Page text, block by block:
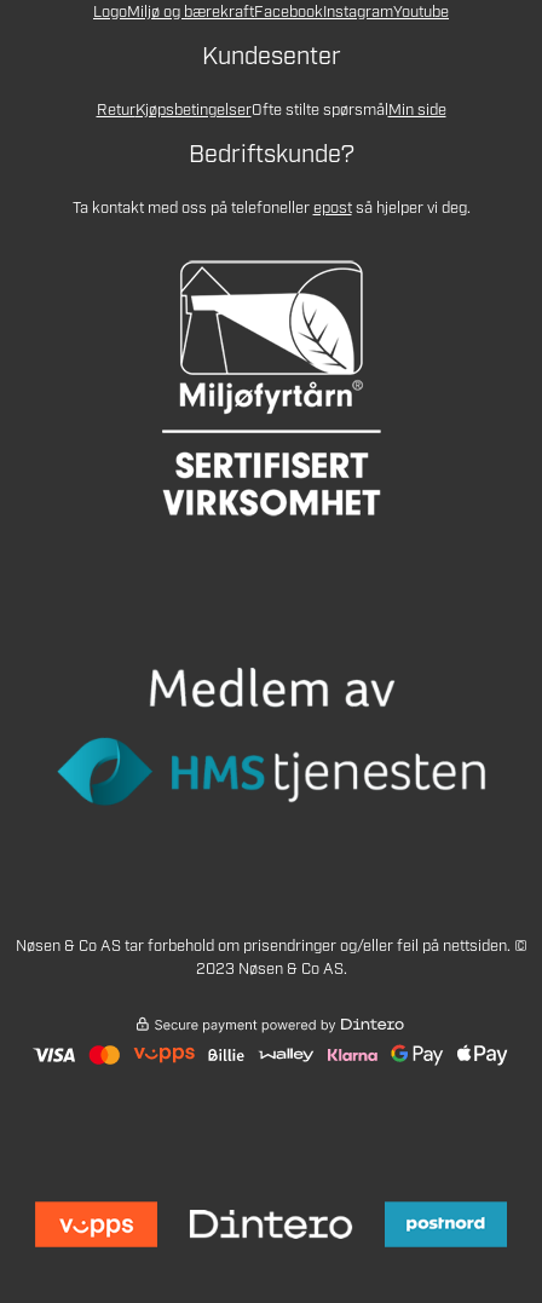
LogoMiljø og bærekraftFacebookInstagramYoutube
Kundesenter
ReturKjøpsbetingelserOfte stilte spørsmålMin side
Bedriftskunde?
Ta kontakt med oss på telefonellerepostså hjelper vi deg.
Nøsen & Co AS tar forbehold om prisendringer og/eller feil på nettsiden. ©
2023 Nøsen & Co AS.